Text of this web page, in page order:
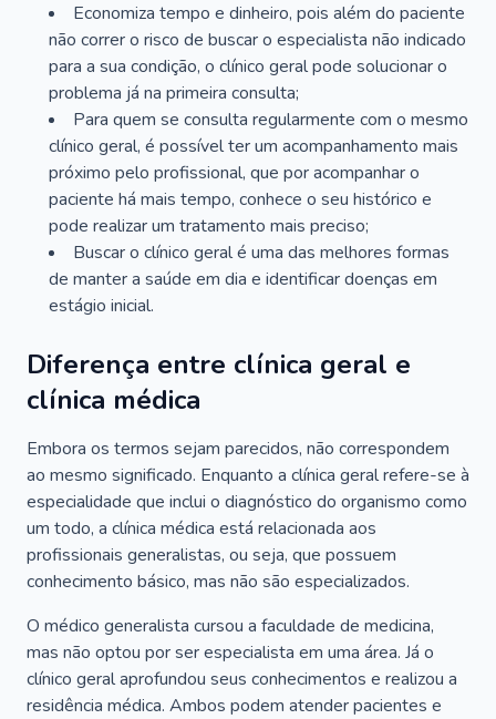
Economiza tempo e dinheiro, pois além do paciente
não correr o risco de buscar o especialista não indicado
para a sua condição, o clínico geral pode solucionar o
problema já na primeira consulta;
Para quem se consulta regularmente com o mesmo
clínico geral, é possível ter um acompanhamento mais
próximo pelo profissional, que por acompanhar o
paciente há mais tempo, conhece o seu histórico e
pode realizar um tratamento mais preciso;
Buscar o clínico geral é uma das melhores formas
de manter a saúde em dia e identificar doenças em
estágio inicial.
Diferença entre clínica geral e
clínica médica
Embora os termos sejam parecidos, não correspondem
ao mesmo significado. Enquanto a clínica geral refere-se à
especialidade que inclui o diagnóstico do organismo como
um todo, a clínica médica está relacionada aos
profissionais generalistas, ou seja, que possuem
conhecimento básico, mas não são especializados.
O médico generalista cursou a faculdade de medicina,
mas não optou por ser especialista em uma área. Já o
clínico geral aprofundou seus conhecimentos e realizou a
residência médica. Ambos podem atender pacientes e